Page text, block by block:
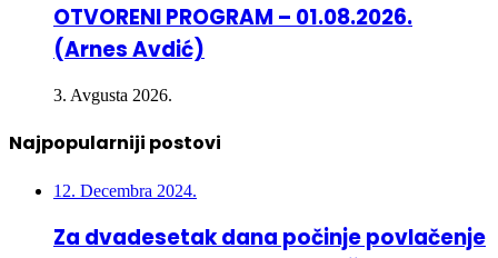
OTVORENI PROGRAM – 01.08.2026.
(Arnes Avdić)
3. Avgusta 2026.
Najpopularniji postovi
12. Decembra 2024.
Za dvadesetak dana počinje povlačenje